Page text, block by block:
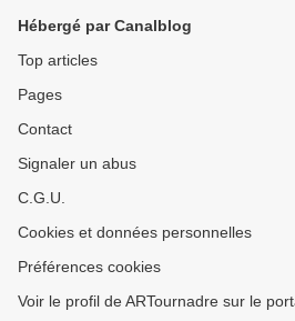
Hébergé par Canalblog
Top articles
Pages
Contact
Signaler un abus
C.G.U.
Cookies et données personnelles
Préférences cookies
Voir le profil de ARTournadre sur le